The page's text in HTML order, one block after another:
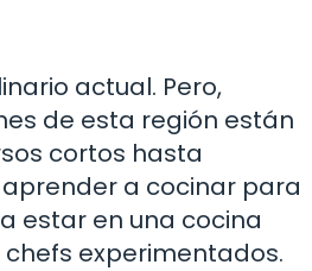
actual. Pero,
de esta región están
cortos hasta
a cocinar para
estar en una cocina
experimentados.